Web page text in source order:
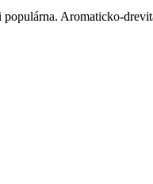
Aromaticko-